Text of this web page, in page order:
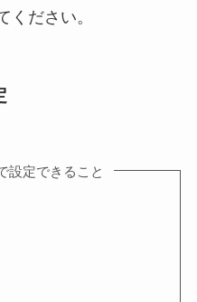
ください。
設定できること